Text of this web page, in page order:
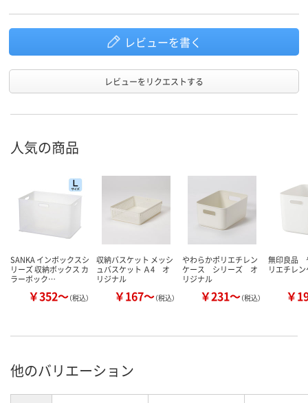
レビューを書く
レビューをリクエストする
人気の商品
SANKA インボックスシ
リーズ 収納ボックス カ
ラーボック…
￥352～（税込）
収納バスケット メッシ
ュバスケット Ａ4 オ
リジナル
￥167～（税込）
やわらかポリエチレン
ケース シリーズ オ
リジナル
￥231～（税込）
無印良品
リエチレ
￥
他のバリエーション